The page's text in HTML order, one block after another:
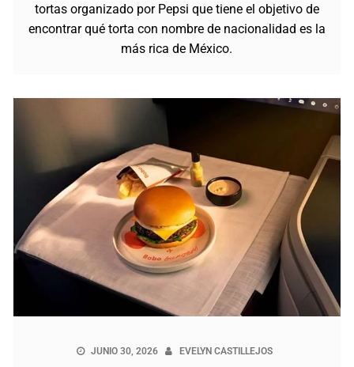
tortas organizado por Pepsi que tiene el objetivo de
encontrar qué torta con nombre de nacionalidad es la
más rica de México.
JUNIO 30, 2026 EVELYN CASTILLEJOS